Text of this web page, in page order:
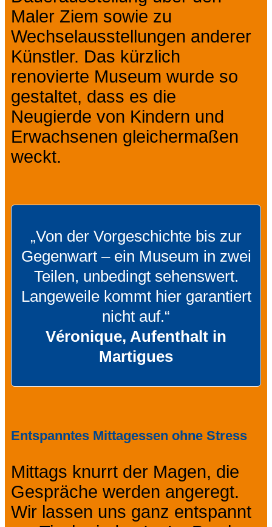
Maler Ziem sowie zu
Wechselausstellungen anderer
Künstler. Das kürzlich
renovierte Museum wurde so
gestaltet, dass es die
Neugierde von Kindern und
Erwachsenen gleichermaßen
weckt.
„Von der Vorgeschichte bis zur
Gegenwart – ein Museum in zwei
Teilen, unbedingt sehenswert.
Langeweile kommt hier garantiert
nicht auf.“
Véronique, Aufenthalt in
Martigues
Entspanntes Mittagessen ohne Stress
Mittags knurrt der Magen, die
Gespräche werden angeregt.
Wir lassen uns ganz entspannt